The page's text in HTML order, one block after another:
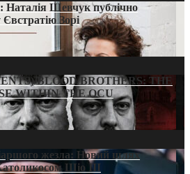
Наталія Шевчук публічно
Зорі
BLOOD BROTHERS: THE
WITHIN THE OCU
жезла: Новий шлях
Шіо III